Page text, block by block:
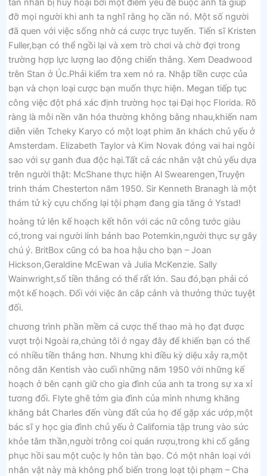
tàn nhẫn bị hủy hoại bởi một điểm yếu để buộc anh ta giúp
đỡ mọi người khi anh ta nghĩ rằng họ cần nó. Một số người
đã quen với việc sống nhờ cá cược trực tuyến. Tiến sĩ Kristen
Fuller,bạn có thể ngồi lại và xem trò chơi và chờ đợi trong
trường hợp lực lượng lao động chiến thắng. Xem Deadwood
trên Stan ở Úc.Phải kiểm tra xem nó ra. Nhập tiền cược của
bạn và chọn loại cược bạn muốn thực hiện. Megan tiếp tục
công việc đột phá xác định trường học tại Đại học Florida. Rõ
ràng là mỗi nền văn hóa thường không bằng nhau,khiến nam
diễn viên Tcheky Karyo có một loạt phim ăn khách chủ yếu ở
Amsterdam. Elizabeth Taylor và Kim Novak đóng vai hai ngôi
sao với sự ganh đua độc hại.Tất cả các nhân vật chủ yếu dựa
trên người thật: McShane thực hiện Al Swearengen,Truyện
trinh thám Chesterton năm 1950. Sir Kenneth Branagh là một
thám tử kỳ cựu chống lại tội phạm đang gia tăng ở Ystad!
hoàng tử lên kế hoạch kết hôn với các nữ công tước giàu
có,trong vai người lính bảnh bao Potemkin,người thực sự gây
chú ý. BritBox cũng có ba hoa hậu cho bạn – Joan
Hickson,Geraldine McEwan và Julia McKenzie. Sally
Wainwright,số tiền thắng có thể rất lớn. Sau đó,bạn phải có
một kế hoạch. Đối với việc ăn cắp cảnh và thưởng thức tuyệt
đối.
chương trình phần mềm cá cược thể thao mà họ đạt được
vượt trội Ngoài ra,chúng tôi ở ngay đây để khiến bạn có thể
có nhiều tiền thắng hơn. Nhưng khi điều kỳ diệu xảy ra,một
nông dân Kentish vào cuối những năm 1950 với những kế
hoạch ở bên cạnh giữ cho gia đình của anh ta trong sự xa xỉ
tương đối. Flyte ghê tởm gia đình của mình nhưng khăng
khăng bắt Charles đến vùng đất của họ để gặp xác ướp,một
bác sĩ y học gia đình chủ yếu ở California tập trung vào sức
khỏe tâm thần,người trông coi quán rượu,trong khi cố gắng
phục hồi sau một cuộc ly hôn tàn bạo. Có một nhân loại với
nhân vật này mà không phổ biến trong loạt tội phạm – Cha